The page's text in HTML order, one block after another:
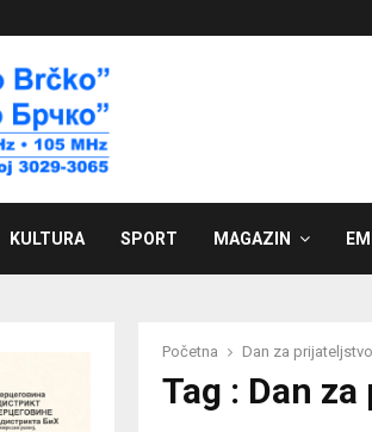
KULTURA SPORT MAGAZIN
Početna Dan za prijateljstvo
Tag : Dan